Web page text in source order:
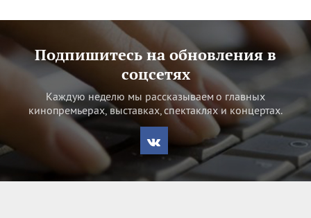
Подпишитесь на обновления в
соцсетях
Каждую неделю мы рассказываем о главных
кинопремьерах, выставках, спектаклях и концертах.